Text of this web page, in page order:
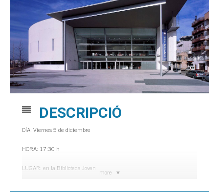
more
DESCRIPCIÓ
DÍA: Viernes 5 de diciembre
HORA: 17:30 h
LUGAR: en la Biblioteca Joven